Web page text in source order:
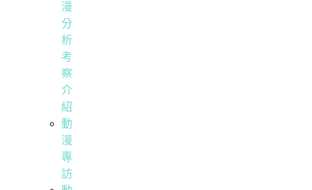
漫
分
析
考
察
介
紹
動
漫
專
訪